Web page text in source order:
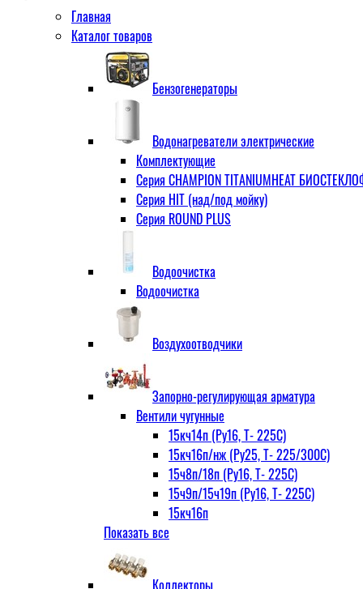
Главная
Каталог товаров
Бензогенераторы
Водонагреватели электрические
Комплектующие
Серия CHAMPION TITANIUMHEAT
Серия HIT (над/под мойку)
Серия ROUND PLUS
Водоочистка
Водоочистка
Воздухоотводчики
Запорно-регулирующая арматура
Вентили чугунные
15кч14п (Ру16, Т- 225С)
15кч16п/нж (Ру25, Т- 225/300С)
15ч8п/18п (Ру16, Т- 225С)
15ч9п/15ч19п (Ру16, Т- 225С)
15кч16п
Показать все
Коллекторы